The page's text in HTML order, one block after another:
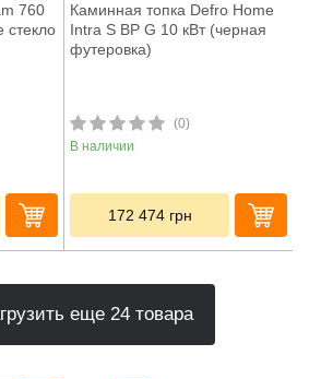
760
стекло
Каминная топка Defro Home
Intra S BP G 10 кВт (черная
футеровка)
(0)
В наличии
172 474 грн
еще 24 товара